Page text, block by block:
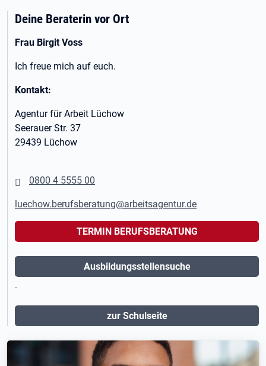
Deine Beraterin vor Ort
Frau Birgit Voss
Ich freue mich auf euch.
Kontakt:
Agentur für Arbeit Lüchow
Seerauer Str. 37
29439 Lüchow
0800 4 5555 00
luechow.berufsberatung@arbeitsagentur.de
TERMIN BERUFSBERATUNG
Ausbildungsstellensuche
zur Schulseite